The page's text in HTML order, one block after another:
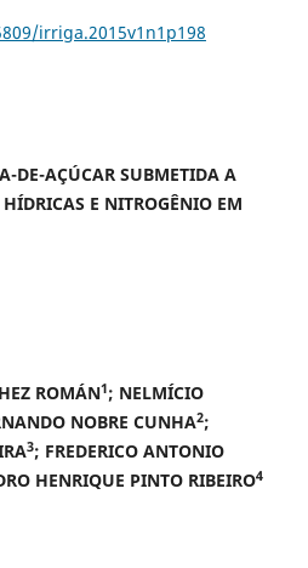
irriga.2015v1n1p198
DE-AÇÚCAR SUBMETIDA A
HÍDRICAS E NITROGÊNIO EM
ROMÁN1; NELMÍCIO
NOBRE CUNHA2;
3; FREDERICO ANTONIO
HENRIQUE PINTO RIBEIRO4